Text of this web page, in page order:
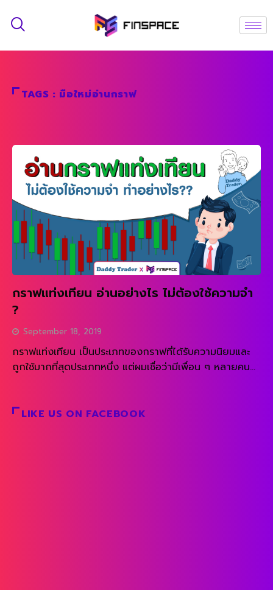
TAGS : มือใหม่อ่านกราฟ
กราฟแท่งเทียน อ่านอย่างไร ไม่ต้องใช้ความจำ
?
September 18, 2019
กราฟแท่งเทียน เป็นประเภทของกราฟที่ได้รับความนิยมและ
ถูกใช้มากที่สุดประเภทหนึ่ง แต่ผมเชื่อว่ามีเพื่อน ๆ หลายคนที่
เทียนที่เป็นประโยชน์มาใช้ในการเทรดได้อย่างเต็มที่ ในบทความ
LIKE US ON FACEBOOK